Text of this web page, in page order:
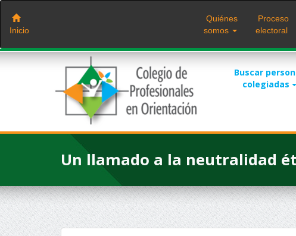
Saltar
contenido
Inicio
Quiénes
somos
Proceso
electoral
Buscar
colegiadas
Un llamado a la neutralidad